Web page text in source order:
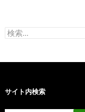
検
索:
サイト内検索